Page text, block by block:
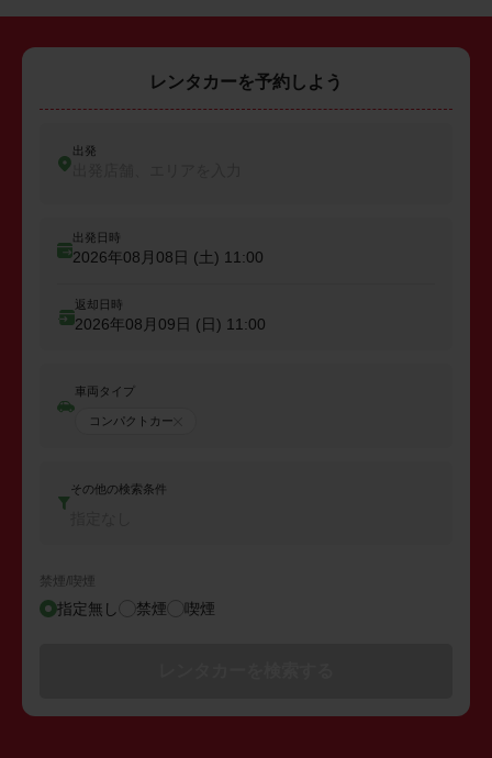
レンタカーを予約しよう
出発
出発日時
2026年08月08日 (土) 11:00
返却日時
2026年08月09日 (日) 11:00
車両タイプ
コンパクトカー
その他の検索条件
禁煙/喫煙
指定無し 禁煙 喫煙